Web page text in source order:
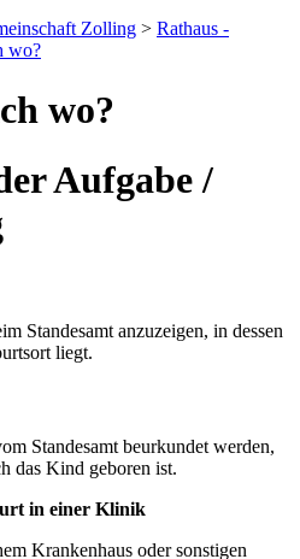
Zolling > Rathaus -
wo?
wo?
Aufgabe /
Standesamt anzuzeigen, in dessen
liegt.
Standesamt beurkundet werden,
das Kind geboren ist.
in einer Klinik
Krankenhaus oder sonstigen